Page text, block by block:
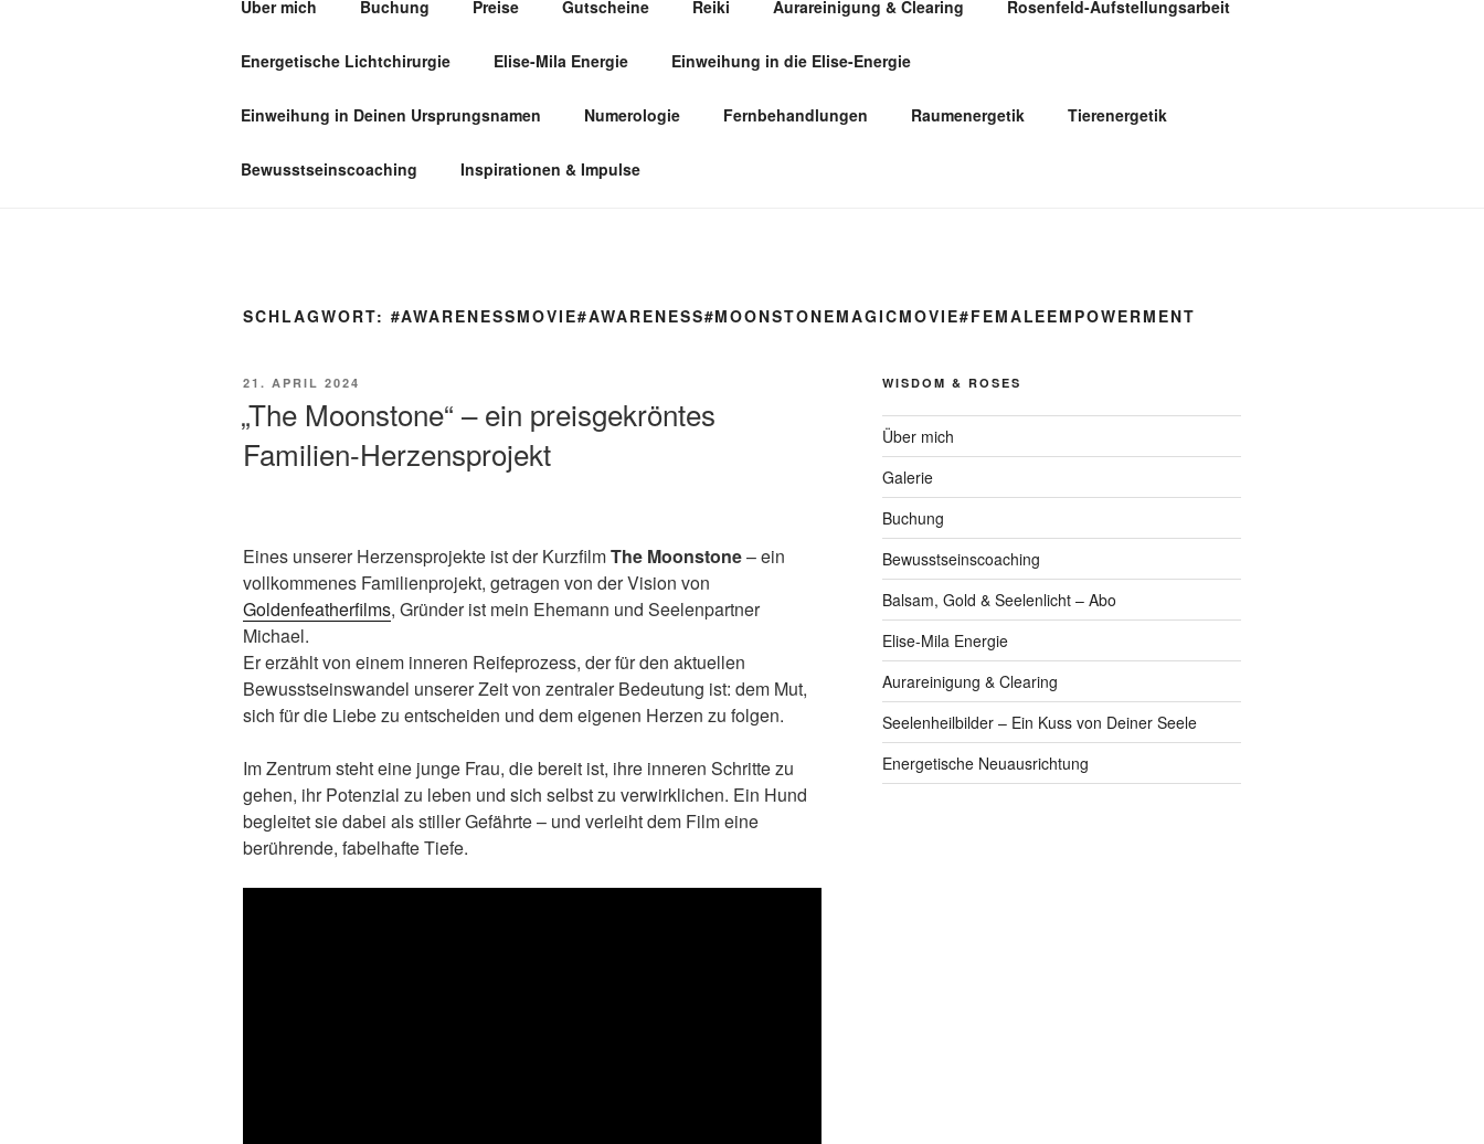
PRAXIS FÜR HUMANENERGETIK
Über mich Buchung Preise Gutscheine Reiki Aurareinigung & Clearing Rosenfeld-Aufstellungsarbeit
Energetische Lichtchirurgie Elise-Mila Energie Einweihung in die Elise-Energie
Einweihung in Deinen Ursprungsnamen Numerologie Fernbehandlungen Raumenergetik Tierenergetik
Bewusstseinscoaching Inspirationen & Impulse
SCHLAGWORT: #AWARENESSMOVIE#AWARENESS#MOONSTONEMAGICMOVIE#FEMALEEMPOWERMENT
VERÖFFENTLICHT
21. APRIL 2024
„The Moonstone“ – ein preisgekröntes
Familien-Herzensprojekt
Eines unserer Herzensprojekte ist der KurzfilmThe Moonstone– ein
vollkommenes Familienprojekt, getragen von der Vision von
Goldenfeatherfilms, Gründer ist mein Ehemann und Seelenpartner
Michael.
Er erzählt von einem inneren Reifeprozess, der für den aktuellen
Bewusstseinswandel unserer Zeit von zentraler Bedeutung ist: dem Mut,
sich für die Liebe zu entscheiden und dem eigenen Herzen zu folgen.
Im Zentrum steht eine junge Frau, die bereit ist, ihre inneren Schritte zu
gehen, ihr Potenzial zu leben und sich selbst zu verwirklichen. Ein Hund
begleitet sie dabei als stiller Gefährte – und verleiht dem Film eine
berührende, fabelhafte Tiefe.
WISDOM & ROSES
Über mich
Galerie
Buchung
Bewusstseinscoaching
Balsam, Gold & Seelenlicht – Abo
Elise-Mila Energie
Aurareinigung & Clearing
Seelenheilbilder – Ein Kuss von Deiner Seele
Energetische Neuausrichtung